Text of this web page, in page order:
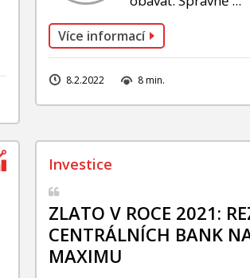
Více informací
8.2.2022 8 min.
ZLATO V ROCE 2021:
CENTRÁLNÍCH BANK
MAXIMU